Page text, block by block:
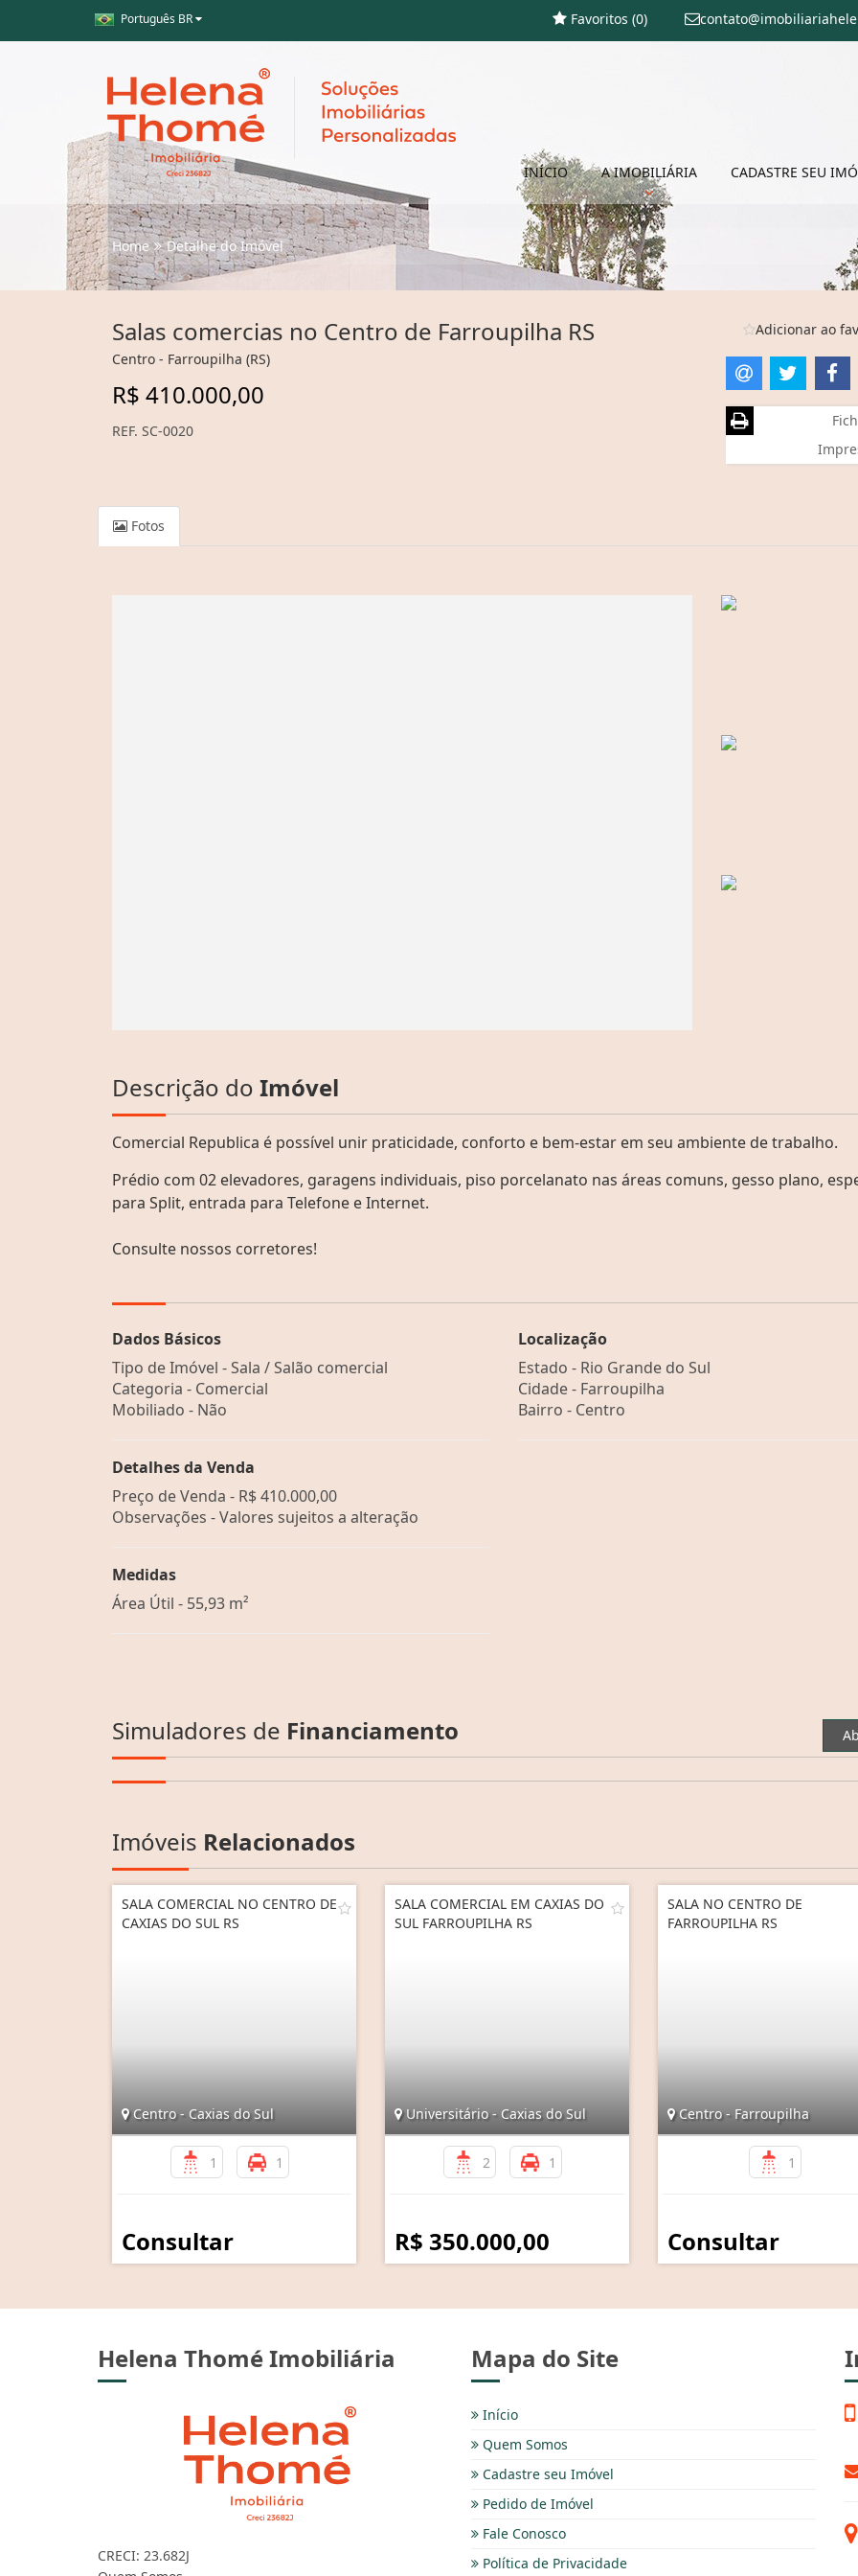
Português BR Favoritos (0)
INÍCIO A IMOBILIÁRIA CADASTRE SEU
Home Detalhe do Imóvel
Salas comercias no Centro de Farroupilha RS
Centro - Farroupilha (RS)
R$ 410.000,00
REF. SC-0020
Adicionar ao
Fotos
Descrição do Imóvel
Comercial Republica é possível unir praticidade, conforto e bem-estar em seu ambiente de trabalho.
Prédio com 02 elevadores, garagens individuais, piso porcelanato nas áreas comuns, gesso plano,
para Split, entrada para Telefone e Internet.
Consulte nossos corretores!
Dados Básicos
Tipo de Imóvel - Sala / Salão comercial
Categoria - Comercial
Mobiliado - Não
Detalhes da Venda
Preço de Venda - R$ 410.000,00
Observações - Valores sujeitos a alteração
Medidas
Área Útil - 55,93 m²
Localização
Estado - Rio Grande do Sul
Cidade - Farroupilha
Bairro - Centro
Simuladores de Financiamento
Imóveis Relacionados
SALA COMERCIAL NO CENTRO DE
CAXIAS DO SUL RS
Centro - Caxias do Sul
1 1
Consultar
SALA COMERCIAL EM CAXIAS DO
SUL FARROUPILHA RS
Universitário - Caxias do Sul
2 1
R$ 350.000,00
SALA NO CENTRO DE
FARROUPILHA RS
Centro - Farroupilha
1
Consultar
Helena Thomé Imobiliária
CRECI: 23.682J
Mapa do Site
Início
Quem Somos
Cadastre seu Imóvel
Pedido de Imóvel
Fale Conosco
Política de Privacidade